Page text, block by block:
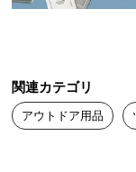
い
て
関連カテゴリ
アウトドア用品